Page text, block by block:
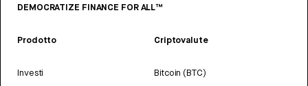
DEMOCRATIZE FINANCE FOR ALL™
Prodotto
Investi
Criptovalute
Bitcoin (BTC)